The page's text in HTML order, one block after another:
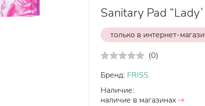
Sanitary Pad
только в интернет-
(0)
Бренд: FRISS
Наличие:
наличие в магазинах